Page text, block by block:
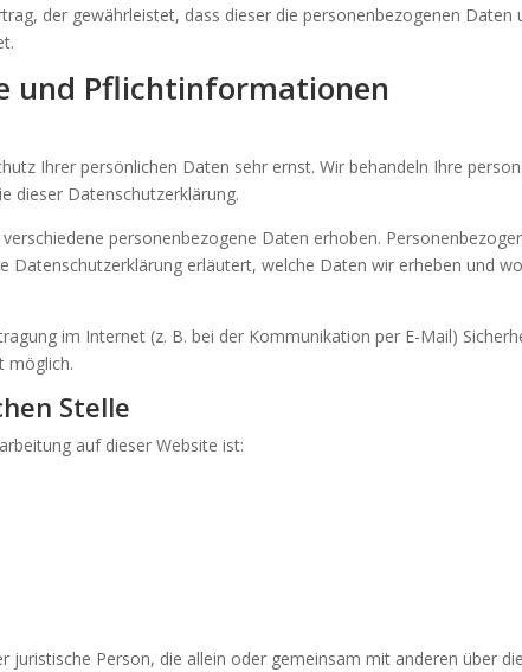
der gewährleistet, dass dieser die personenbezogenen
und Pflicht­informationen
Ihrer persönlichen Daten sehr ernst. Wir behandeln Ihre
dieser Datenschutzerklärung.
personenbezogene Daten erhoben.
Datenschutzerklärung erläutert, welche Daten wir erheben und
im Internet (z. B. bei der Kommunikation per E-Mail)
möglich.
Stelle
auf dieser Website ist:
juristische Person, die allein oder gemeinsam mit anderen über